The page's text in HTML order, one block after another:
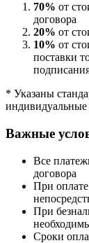
70% от
договора
20% от
10% от
поставки
* Указаны
индивидуальные
Важные
Все
договора
При
При
Сроки